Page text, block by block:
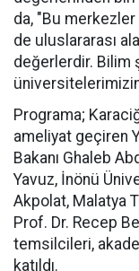
da, "Bu merkezler
de uluslararası
değerlerdir. Bilim
Programa;
ameliyat geçiren
Bakanı Ghaleb
Yavuz, İnönü
Akpolat, Malatya
Prof. Dr. Recep
temsilcileri,
katıldı.